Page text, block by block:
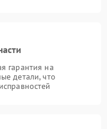
гарантия на
детали, что